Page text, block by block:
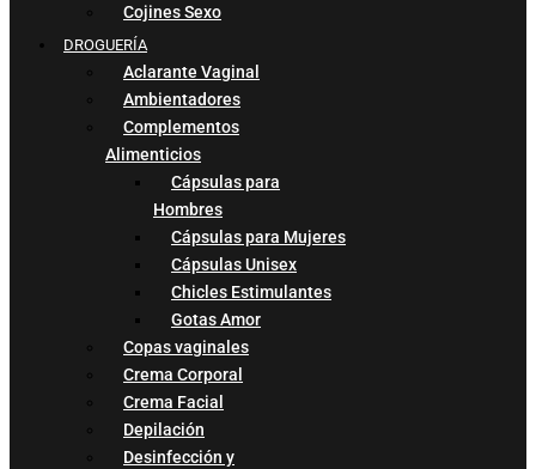
Cojines Sexo
DROGUERÍA
Aclarante Vaginal
Ambientadores
Complementos
Alimenticios
Cápsulas para
Hombres
Cápsulas para Mujeres
Cápsulas Unisex
Chicles Estimulantes
Gotas Amor
Copas vaginales
Crema Corporal
Crema Facial
Depilación
Desinfección y